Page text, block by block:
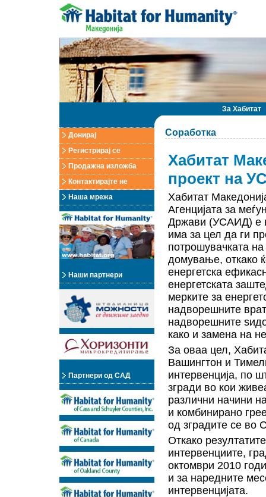
За Хабитат
Донирај
Регистрирај се
Продажна изложба
Контактирајте не
Наша мрежа
Наши партнери
Партнери од САД
Соработка
Хабитат
проект на
Хабитат
Агенцијата за
Држави (УСАИД) е
има за цел да ги
потрошувачката на
домување, откако
енергетска
енергетската
мерките за
надворешните
надворешните
како и замена на
За оваа цел,
Вашингтон и
интервенција, по
згради во кои
различни начини
и комбинирано
од зградите се во
Откако
интервенциите,
октомври 2010
и за наредните
интервенцијата.